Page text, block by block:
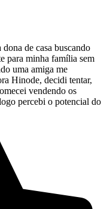
de casa buscando
para minha família sem
uma amiga me
Hinode, decidi tentar,
vendendo os
percebi o potencial do